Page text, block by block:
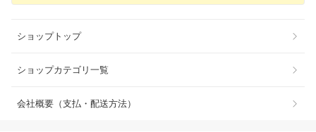
ショップトップ
ショップカテゴリ一覧
会社概要（支払・配送方法）